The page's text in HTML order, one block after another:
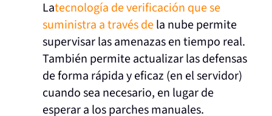
Latecnología de verificación que se
suministra a través dela nube permite
supervisar las amenazas en tiempo real.
También permite actualizar las defensas
de forma rápida y eficaz (en el servidor)
cuando sea necesario, en lugar de
esperar a los parches manuales.